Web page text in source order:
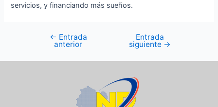
servicios, y financiando más sueños.
← Entrada
anterior
Entrada
siguiente →